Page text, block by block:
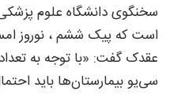
سخنگوی دانشگاه علوم
است که پیک ششم ، نوروز
عقدک گفت: «با توجه به
سی‌یو بیمارستان‌ها باید